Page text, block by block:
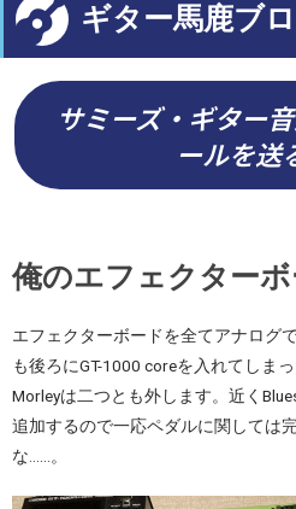
ギター馬鹿ブ
サミーズ・ギター
ールを送
俺のエフェクター
エフェクターボードを全てアナログ
も後ろにGT-1000 coreを入れてしま
Morleyは二つとも外します。近く
追加するので一応ペダルに関しては
な……。